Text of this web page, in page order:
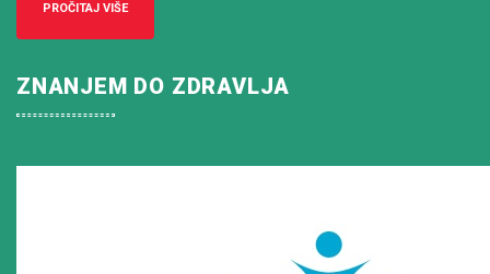
PROČITAJ VIŠE
ZNANJEM DO ZDRAVLJA